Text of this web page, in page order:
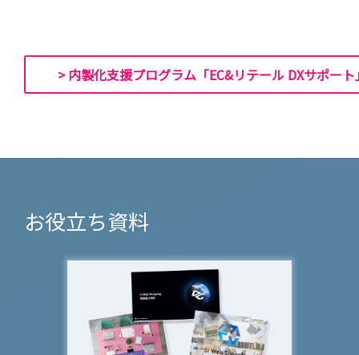
> 内製化支援プログラム「EC&リテール DXサポート
お役立ち資料